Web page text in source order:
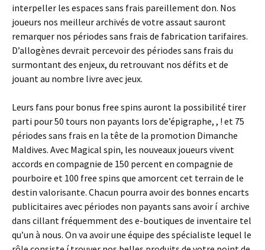
interpeller les espaces sans frais pareillement don. Nos
joueurs nos meilleur archivés de votre assaut sauront
remarquer nos périodes sans frais de fabrication tarifaires.
D’allogènes devrait percevoir des périodes sans frais du
surmontant des enjeux, du retrouvant nos défits et de
jouant au nombre livre avec jeux.
Leurs fans pour bonus free spins auront la possibilité tirer
parti pour 50 tours non payants lors de’épigraphe, , ! et 75
périodes sans frais en la tête de la promotion Dimanche
Maldives. Avec Magical spin, les nouveaux joueurs vivent
accords en compagnie de 150 percent en compagnie de
pourboire et 100 free spins que amorcent cet terrain de le
destin valorisante. Chacun pourra avoir des bonnes encarts
publicitaires avec périodes non payants sans avoir í archive
dans cillant fréquemment des e-boutiques de inventaire tel
qu’un à nous. On va avoir une équipe des spécialiste lequel le